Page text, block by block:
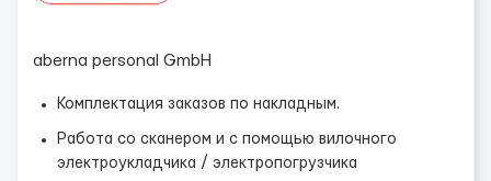
aberna personal GmbH
Комплектация заказов по накладным.
Работа со сканером и с помощью вилочного
электроукладчика / электропогрузчика